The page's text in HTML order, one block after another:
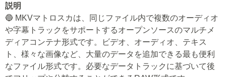
説明
🔵 MKVマトロスカは、同じファイル内で複数のオーディオ
や字幕トラックをサポートするオープンソースのマルチメ
ディアコンテナ形式です。ビデオ、オーディオ、テキス
ト、様々な画像など、大量のデータを追加できる最も便利
なファイル形式です。必要なデータトラックに基づいて後